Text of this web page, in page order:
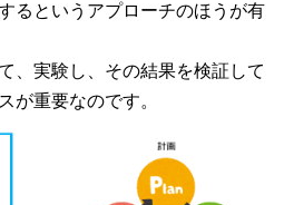
るというアプローチのほうが有
、実験し、その結果を検証して
が重要なのです。